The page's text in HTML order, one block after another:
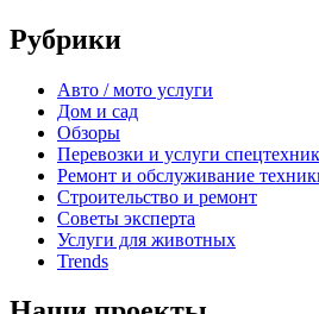
Рубрики
Авто / мото услуги
Дом и сад
Обзоры
Перевозки и услуги
Ремонт и обслуживание
Строительство и ремонт
Советы эксперта
Услуги для животных
Trends